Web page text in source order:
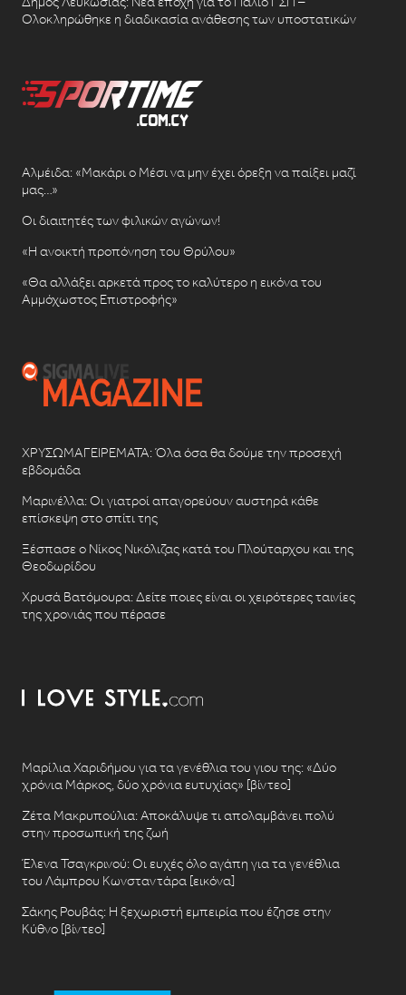
Ολοκληρώθηκε η διαδικασία ανάθεσης των υποστατικών
Αλμέιδα: «Μακάρι ο Μέσι να μην έχει όρεξη να παίξει μαζί
μας…»
Οι διαιτητές των φιλικών αγώνων!
«Η ανοικτή προπόνηση του Θρύλου»
«Θα αλλάξει αρκετά προς το καλύτερο η εικόνα του
Αμμόχωστος Επιστροφής»
ΧΡΥΣΩΜΑΓΕΙΡΕΜΑΤΑ: Όλα όσα θα δούμε την προσεχή
εβδομάδα
Μαρινέλλα: Οι γιατροί απαγορεύουν αυστηρά κάθε
επίσκεψη στο σπίτι της
Ξέσπασε ο Νίκος Νικόλιζας κατά του Πλούταρχου και της
Θεοδωρίδου
Χρυσά Βατόμουρα: Δείτε ποιες είναι οι χειρότερες ταινίες
της χρονιάς που πέρασε
Μαρίλια Χαριδήμου για τα γενέθλια του γιου της: «Δύο
χρόνια Μάρκος, δύο χρόνια ευτυχίας» [βίντεο]
Ζέτα Μακρυπούλια: Αποκάλυψε τι απολαμβάνει πολύ
στην προσωπική της ζωή
Έλενα Τσαγκρινού: Οι ευχές όλο αγάπη για τα γενέθλια
του Λάμπρου Κωνσταντάρα [εικόνα]
Σάκης Ρουβάς: Η ξεχωριστή εμπειρία που έζησε στην
Κύθνο [βίντεο]